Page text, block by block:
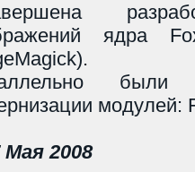
ядра
модулей:
Мая 2008